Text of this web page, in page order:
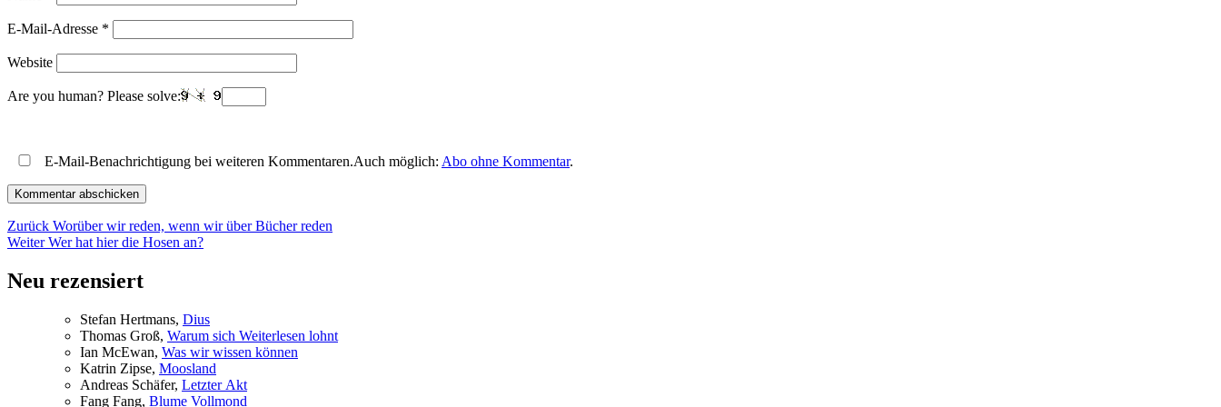
E-Mail-Adresse *
Website
Are you human? Please solve:
E-Mail-Benachrichtigung bei weiteren Kommentaren.Auch möglich: Abo ohne Kommentar.
Beitragsnavigation
Zurück Vorheriger
Beitrag:
Worüber wir reden, wenn wir über Bücher reden
Weiter Nächster
Wer hat hier die Hosen an?
Neu rezensiert
Ste­fan Hertmans, Di­us
Tho­mas Groß, War­um sich Wei­ter­le­sen lohnt
Ian McE­wan, Was wir wis­sen können
Kat­rin Zip­se, Moos­land
An­dre­as Schä­fer, Letz­ter Akt
Fang Fang, Blu­me Vollmond